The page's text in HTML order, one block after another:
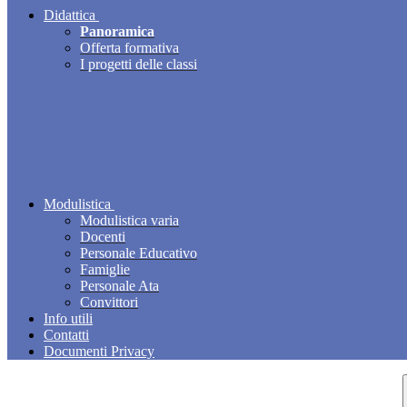
Didattica
Panoramica
Offerta formativa
I progetti delle classi
Modulistica
Modulistica varia
Docenti
Personale Educativo
Famiglie
Personale Ata
Convittori
Info utili
Contatti
Documenti Privacy